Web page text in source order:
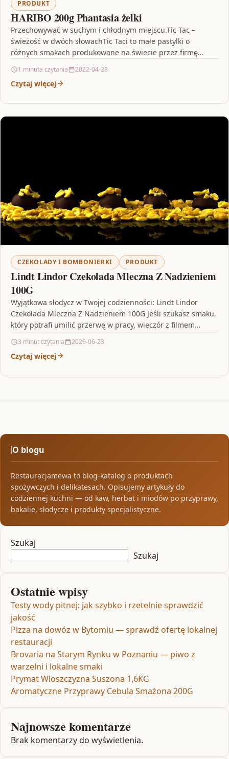
PRODUKT
HARIBO 200g Phantasia żelki
Przechowywać w suchym i chłodnym miejscu.Tic Tac –
świeżość w dwóch słowachTic Taci to małe pastylki o
różnych smakach produkowane na świecie przez firmę…
1 minuta czytania 2022-04-28
Czytaj więcej
CZEKOLADY I BOMBONIERKI PRODUKT
Lindt Lindor Czekolada Mleczna Z Nadzieniem
100G
Wyjątkowa słodycz w Twojej codzienności: Lindt Lindor
Czekolada Mleczna Z Nadzieniem 100G Jeśli szukasz smaku,
który potrafi umilić przerwę w pracy, wieczór z filmem…
3 minut czytania 2026-06-23
Czytaj więcej
O blogu
Restauracjamewa to blog-katalog o produktach
spożywczych i delikatesach. Opisujemy artykuły do
codziennej kuchni — od kaw, herbat i miodów po przyprawy,
bakalie, słodycze i produkty specjalistyczne.
Szukaj
Szukaj
Ostatnie wpisy
Testy wody pitnej: jak szybko i rzetelnie sprawdzić
jakość
Pizza na dowóz w Bytomiu — sprawdź ofertę lokalnej
restauracji
Brovaria na Starym Rynku w Poznaniu — piwo z
warzelni i lokalne smaki
Prymat Wloszczyzna Suszona 1,6KG
Aromatyczne Przyprawy Cebula Smażona 200G
Najnowsze komentarze
Brak komentarzy do wyświetlenia.